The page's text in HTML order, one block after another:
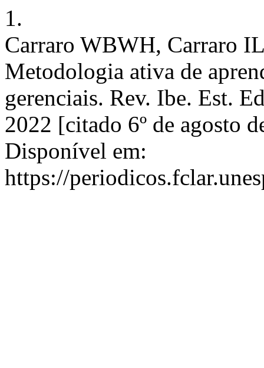
1.
Carraro WBWH, Carraro
Metodologia ativa de
gerenciais. Rev. Ibe. Est.
2022 [citado 6º de agosto
Disponível em:
https://